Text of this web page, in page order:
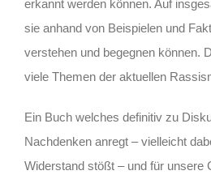
erkannt werden können. Auf
sie anhand von Beispielen und
verstehen und begegnen können.
viele Themen der aktuellen
Ein Buch welches definitiv zu
Nachdenken anregt – vielleicht
Widerstand stößt – und für unsere